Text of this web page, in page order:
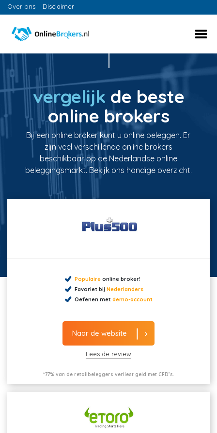
Over ons Disclaimer
vergelijk de beste
online brokers
Bij een online broker kunt u online beleggen. Er
zijn veel verschillende online brokers
beschikbaar op de Nederlandse online
beleggingsmarkt. Bekijk ons handige overzicht.
Populaireonline broker!
Favoriet bij Nederlanders
Oefenen met demo-account
Naar de website
Lees de review
*77% van de retailbeleggers verliest geld met CFD’s.